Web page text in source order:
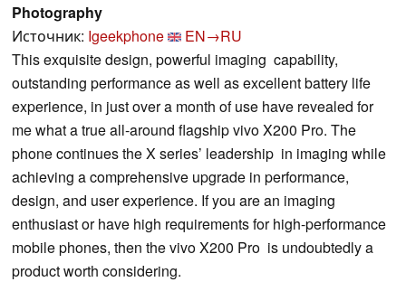
Photography
Источник: Igeekphone
EN→RU
This exquisite design, powerful imaging capability,
outstanding performance as well as excellent battery life
experience, in just over a month of use have revealed for
me what a true all-around flagship vivo X200 Pro. The
phone continues the X series’ leadership in imaging while
achieving a comprehensive upgrade in performance,
design, and user experience. If you are an imaging
enthusiast or have high requirements for high-performance
mobile phones, then the vivo X200 Pro is undoubtedly a
product worth considering.